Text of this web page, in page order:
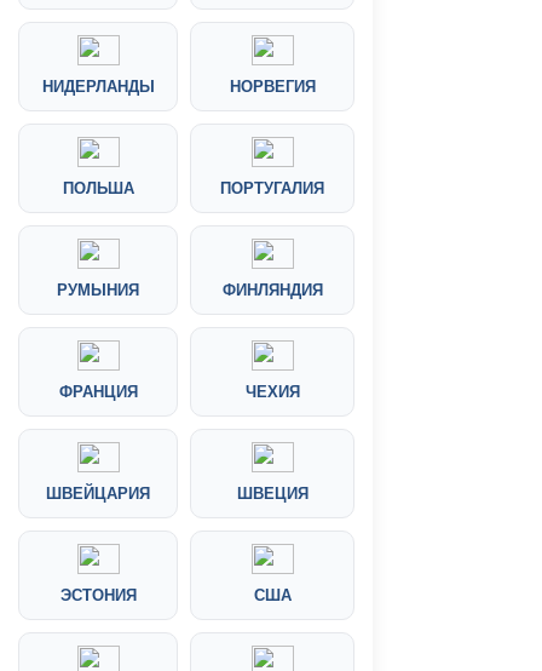
НИДЕРЛАНДЫ НОРВЕГИЯ
ПОЛЬША ПОРТУГАЛИЯ
РУМЫНИЯ ФИНЛЯНДИЯ
ФРАНЦИЯ ЧЕХИЯ
ШВЕЙЦАРИЯ ШВЕЦИЯ
ЭСТОНИЯ США